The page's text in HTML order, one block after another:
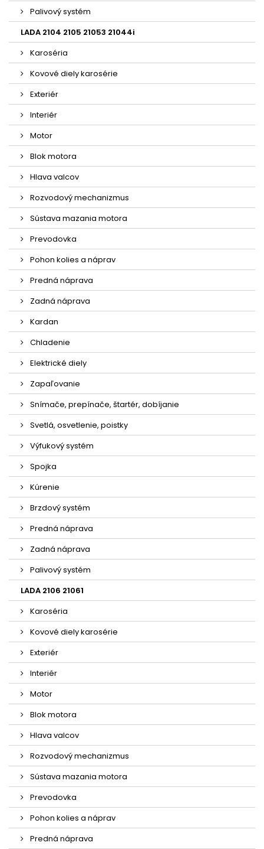
Palivový systém
LADA 2104 2105 21053 21044i
Karoséria
Kovové diely karosérie
Exteriér
Interiér
Motor
Blok motora
Hlava valcov
Rozvodový mechanizmus
Sústava mazania motora
Prevodovka
Pohon kolies a náprav
Predná náprava
Zadná náprava
Kardan
Chladenie
Elektrické diely
Zapaľovanie
Snímače, prepínače, štartér, dobíjanie
Svetlá, osvetlenie, poistky
Výfukový systém
Spojka
Kúrenie
Brzdový systém
Predná náprava
Zadná náprava
Palivový systém
LADA 2106 21061
Karoséria
Kovové diely karosérie
Exteriér
Interiér
Motor
Blok motora
Hlava valcov
Rozvodový mechanizmus
Sústava mazania motora
Prevodovka
Pohon kolies a náprav
Predná náprava